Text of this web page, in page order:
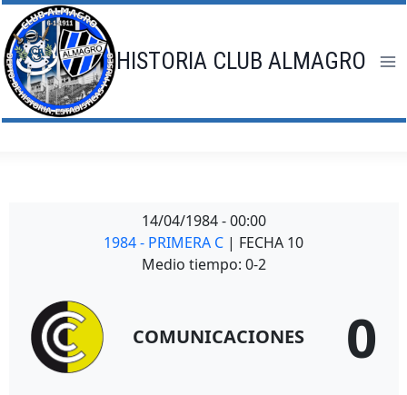
Saltar
al
contenido
HISTORIA CLUB ALMAGRO
14/04/1984 - 00:00
1984 - PRIMERA C | FECHA 10
Medio tiempo: 0-2
COMUNICACIONES 0